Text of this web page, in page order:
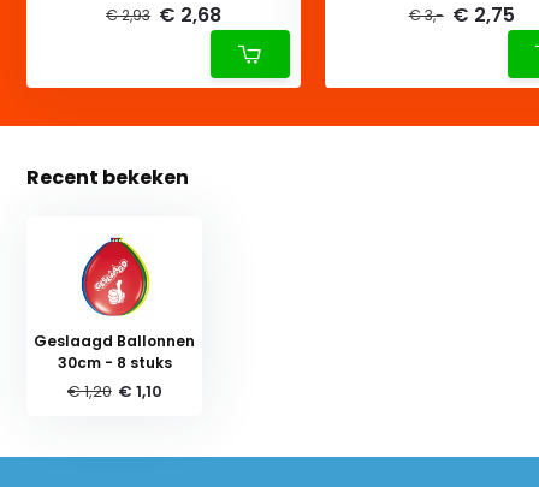
€ 2,93 € 2,68 € 3,- € 2,75
Recent bekeken
Geslaagd Ballonnen
30cm - 8 stuks
€ 1,20 € 1,10